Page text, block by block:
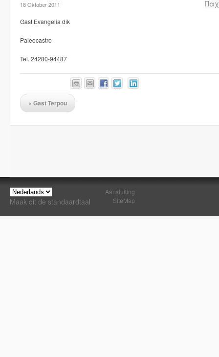
18 Oktober 2011
Gast Evangelia dik
Paleocastro
Tel. 24280-94487
« Gast Terpou
Maak dit de standaardtaal
Aansluiting
SiteMap